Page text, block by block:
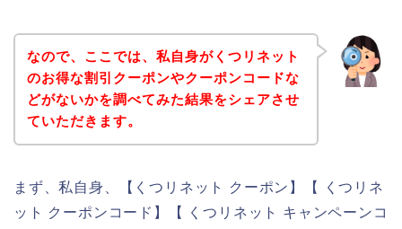
なので、ここでは、私自身がくつリネット
のお得な割引クーポンやクーポンコードな
どがないかを調べてみた結果をシェアさせ
ていただきます。
まず、私自身、【くつリネット クーポン】【 くつリネ
ット クーポンコード】【 くつリネット キャンペーンコ